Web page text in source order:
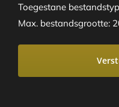
Toegestane
Max. bestandsgrootte: